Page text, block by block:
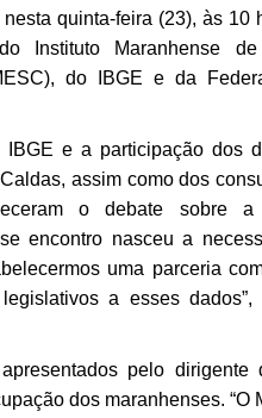
quinta-feira (23), às 10
Instituto Maranhense
do IBGE e da
e a participação dos
assim como dos
o debate sobre a
encontro nasceu a
uma parceria
a esses dados”,
pelo dirigente
dos maranhenses. “O